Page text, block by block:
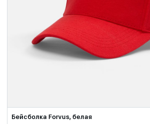
Бейсболка Forvus, белая